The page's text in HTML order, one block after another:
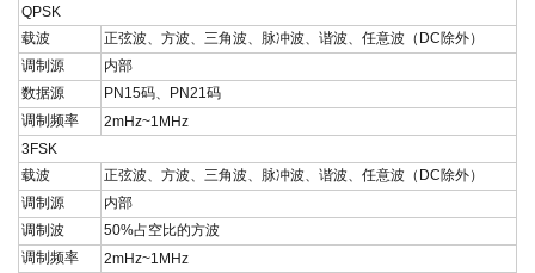
QPSK
载波
正弦波、方波、三角波、脉冲波、谐波、任意波（ DC除外）
调制源
内部
数据源
PN15码、 PN21码
调制频率
2mHz~1MHz
3FSK
载波
正弦波、方波、三角波、脉冲波、谐波、任意波（ DC除外）
调制源
内部
调制波
50%占空比的方波
调制频率
2mHz~1MHz